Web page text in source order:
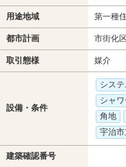
用途地域 第一種
都市計画 市街化
取引態様 媒介
設備・条件
シス
シャ
角地
宇治
建築確認番号